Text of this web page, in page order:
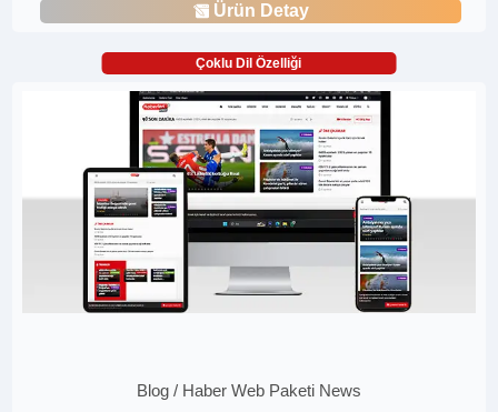
Ürün Detay
Çoklu Dil Özelliği
Blog / Haber Web Paketi News